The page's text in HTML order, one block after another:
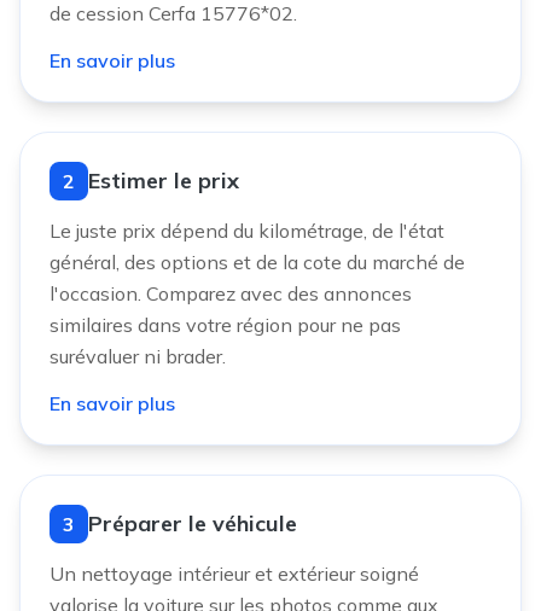
de cession Cerfa 15776*02.
En savoir plus
2 Estimer le prix
Le juste prix dépend du kilométrage, de l'état
général, des options et de la cote du marché de
l'occasion. Comparez avec des annonces
similaires dans votre région pour ne pas
surévaluer ni brader.
En savoir plus
3 Préparer le véhicule
Un nettoyage intérieur et extérieur soigné
valorise la voiture sur les photos comme aux